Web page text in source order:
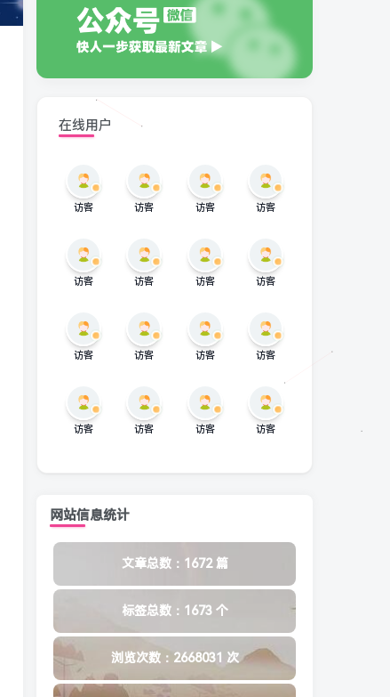
在线用户
访客 访客 访客 访客
访客 访客 访客 访客
访客 访客 访客 访客
访客 访客 访客 访客
网站信息统计
文章总数：1672 篇
标签总数：1673 个
浏览次数：2668031 次